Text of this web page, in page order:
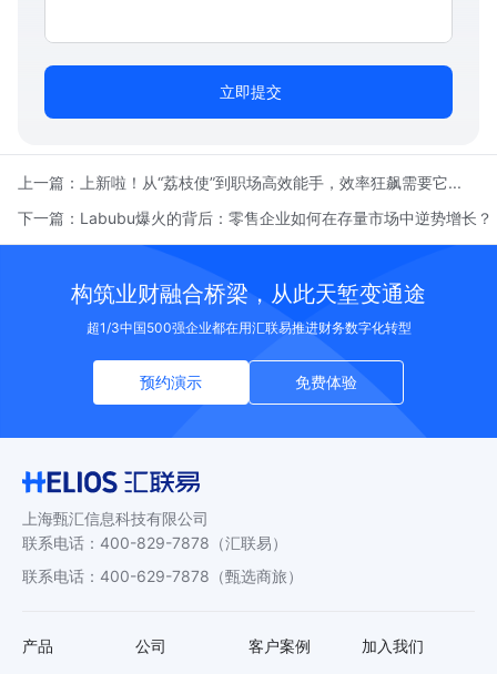
立即提交
上一篇：
上新啦！从“荔枝使”到职场高效能手，效率狂飙需要它...
下一篇： Labubu爆火的背后：零售企业如何在存量市场中逆势增长？
构筑业财融合桥梁，从此天堑变通途
超1/3中国500强企业都在用汇联易推进财务数字化转型
预约演示 免费体验
上海甄汇信息科技有限公司
联系电话 ： 400-829-7878 （汇联易）
联系电话 ： 400-629-7878 （甄选商旅）
产品 公司 客户案例 加入我们